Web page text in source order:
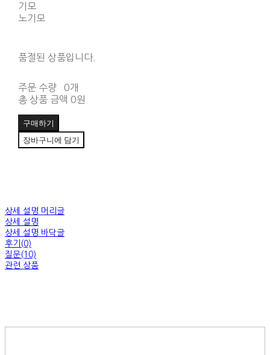
기모
노기모
품절된 상품입니다.
주문 수량
0개
총 상품 금액 0원
구매하기
장바구니에 담기
상세 설명 머리글
상세 설명
상세 설명 바닥글
후기(0)
질문(10)
관련 상품